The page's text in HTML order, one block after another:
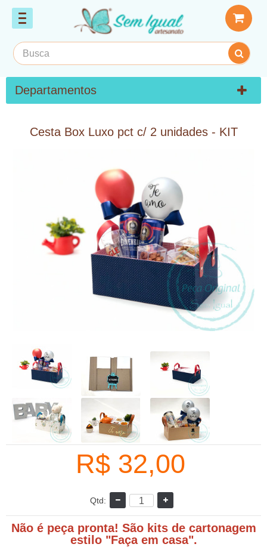
Departamentos
Cesta Box Luxo pct c/ 2 unidades - KIT
R$ 32,00
Qtd:
Não é peça pronta! São kits de cartonagem
estilo "Faça em casa".